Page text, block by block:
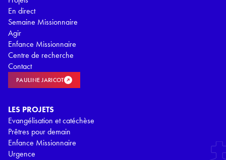
En direct
Semaine Missionnaire
Agir
Enfance Missionnaire
Centre de recherche
Contact
PAULINE JARICOT
LES PROJETS
Evangélisation et catéchèse
Prêtres pour demain
Enfance Missionnaire
Urgence